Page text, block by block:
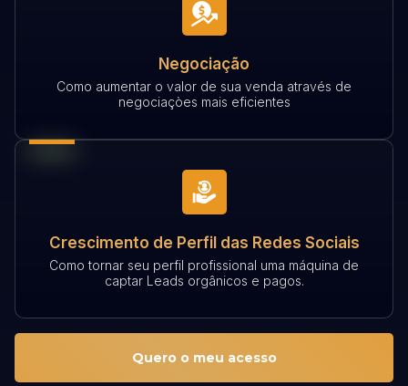
Negociação
Como aumentar o valor de sua venda através de
negociaçòes mais eficientes
Crescimento de Perfil das Redes Sociais
Como tornar seu perfil profissional uma máquina de
captar Leads orgânicos e pagos.
Quero o meu acesso